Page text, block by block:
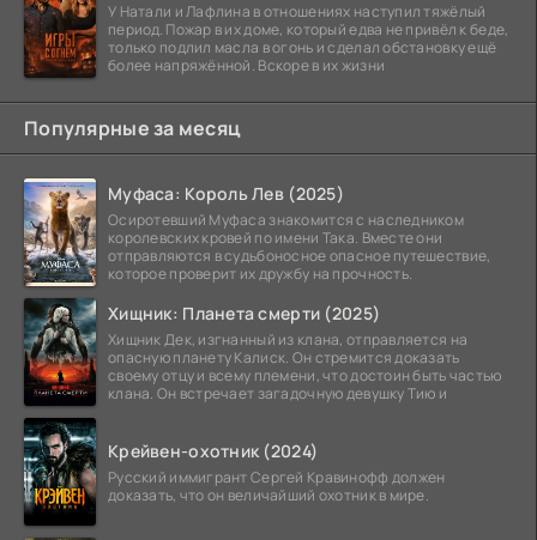
У Натали и Лафлина в отношениях наступил тяжёлый
период. Пожар в их доме, который едва не привёл к беде,
только подлил масла в огонь и сделал обстановку ещё
более напряжённой. Вскоре в их жизни
Популярные за месяц
Муфаса: Король Лев (2025)
Осиротевший Муфаса знакомится с наследником
королевских кровей по имени Така. Вместе они
отправляются в судьбоносное опасное путешествие,
которое проверит их дружбу на прочность.
Хищник: Планета смерти (2025)
Хищник Дек, изгнанный из клана, отправляется на
опасную планету Калиск. Он стремится доказать
своему отцу и всему племени, что достоин быть частью
клана. Он встречает загадочную девушку Тию и
Крейвен-охотник (2024)
Русский иммигрант Сергей Кравинофф должен
доказать, что он величайший охотник в мире.